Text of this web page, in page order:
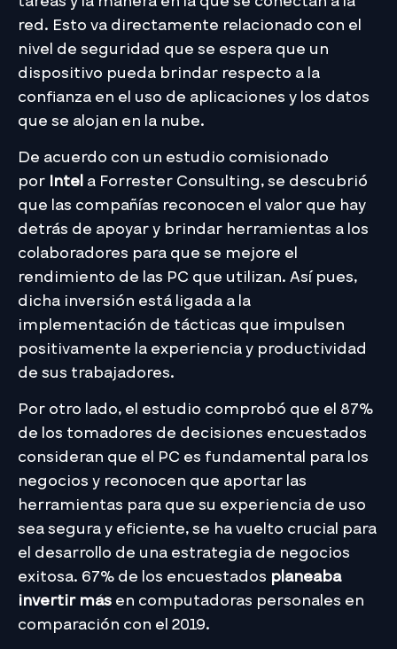
red. Esto va directamente relacionado con el
nivel de seguridad que se espera que un
dispositivo pueda brindar respecto a la
confianza en el uso de aplicaciones y los datos
que se alojan en la nube.
De acuerdo con un estudio comisionado
por Intel a Forrester Consulting, se descubrió
que las compañías reconocen el valor que hay
detrás de apoyar y brindar herramientas a los
colaboradores para que se mejore el
rendimiento de las PC que utilizan. Así pues,
dicha inversión está ligada a la
implementación de tácticas que impulsen
positivamente la experiencia y productividad
de sus trabajadores.
Por otro lado, el estudio comprobó que el 87%
de los tomadores de decisiones encuestados
consideran que el PC es fundamental para los
negocios y reconocen que aportar las
herramientas para que su experiencia de uso
sea segura y eficiente, se ha vuelto crucial para
el desarrollo de una estrategia de negocios
exitosa. 67% de los encuestados planeaba
invertir más en computadoras personales en
comparación con el 2019.